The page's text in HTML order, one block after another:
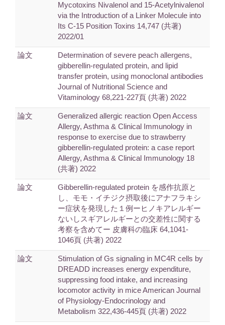
Mycotoxins Nivalenol and 15-Acetylnivalenol
via the Introduction of a Linker Molecule into
Its C-15 Position Toxins 14,747 (共著)
2022/01
論文
Determination of severe peach allergens,
gibberellin-regulated protein, and lipid
transfer protein, using monoclonal antibodies
Journal of Nutritional Science and
Vitaminology 68,221-227頁 (共著) 2022
論文
Generalized allergic reaction Open Access
Allergy, Asthma & Clinical Immunology in
response to exercise due to strawberry
gibberellin-regulated protein: a case report
Allergy, Asthma & Clinical Immunology 18
(共著) 2022
論文
Gibberellin-regulated protein を感作抗原と
し、モモ・イチジク摂取後にアナフラキシ
ー症状を発現した１例ーヒノキアレルギー
ないしスギアレルギーとの交差性に関する
考察を含めてー 皮膚科の臨床 64,1041-
1046頁 (共著) 2022
論文
Stimulation of Gs signaling in MC4R cells by
DREADD increases energy expenditure,
suppressing food intake, and increasing
locomotor activity in mice American Journal
of Physiology-Endocrinology and
Metabolism 322,436-445頁 (共著) 2022